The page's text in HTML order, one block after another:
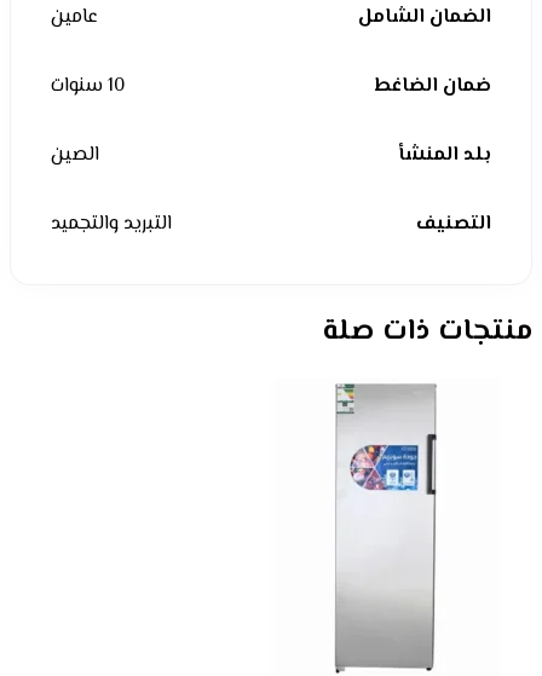
الضمان الشامل عامين
ضمان الضاغط 10 سنوات
بلد المنشأ الصين
التصنيف التبريد والتجميد
منتجات ذات صلة